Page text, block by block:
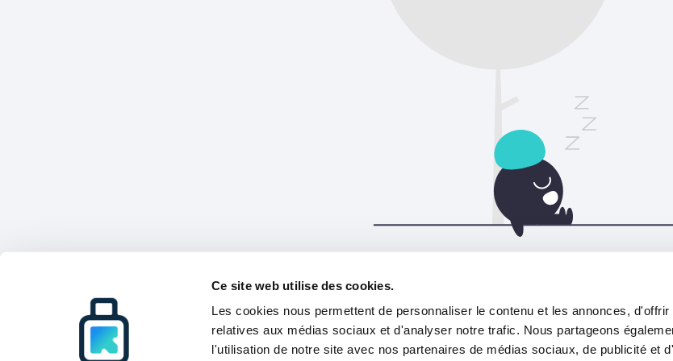
Ce site web utilise des cookies.
Les cookies nous permettent de personnaliser le contenu et les annonces,
relatives aux médias sociaux et d'analyser notre trafic. Nous partageons
l'utilisation de notre site avec nos partenaires de médias sociaux, de publicité et
Rafraîchir